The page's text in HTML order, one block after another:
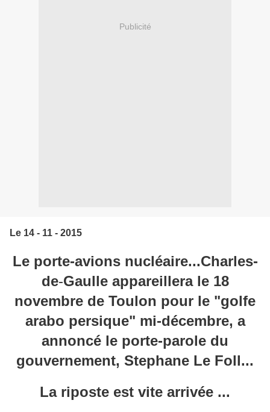
Publicité
Le 14 - 11 - 2015
Le porte-avions nucléaire...Charles-
de-Gaulle appareillera le 18
novembre de Toulon pour le "golfe
arabo persique" mi-décembre, a
annoncé le porte-parole du
gouvernement, Stephane Le Foll...
La riposte est vite arrivée ...